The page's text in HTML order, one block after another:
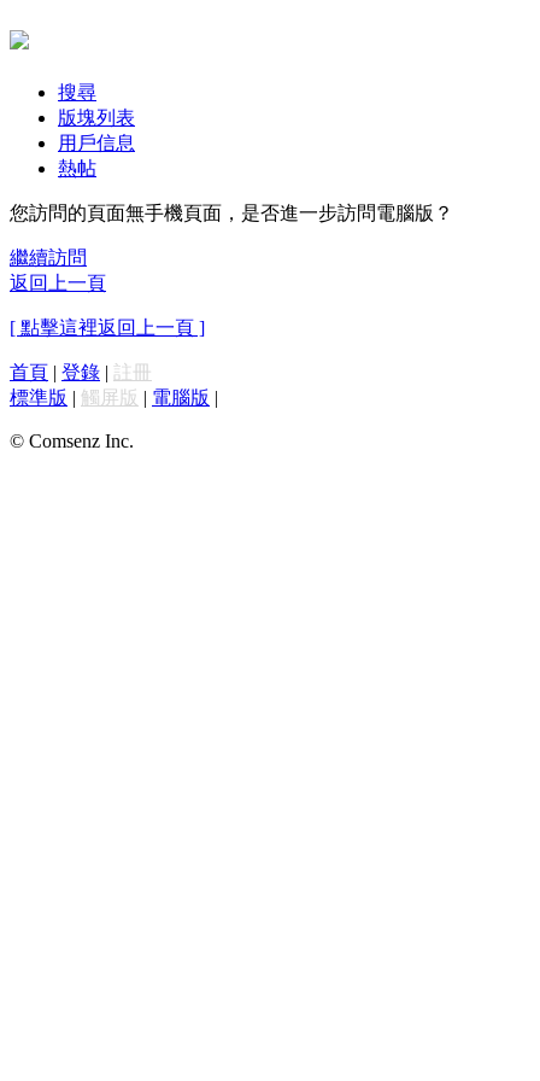
搜尋
版塊列表
用戶信息
熱帖
您訪問的頁面無手機頁面，是否進一步訪問電腦版？
繼續訪問
返回上一頁
[ 點擊這裡返回上一頁 ]
首頁 | 登錄 | 註冊
標準版 | 觸屏版 | 電腦版 |
© Comsenz Inc.